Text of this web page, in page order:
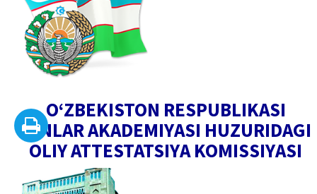
O‘ZBEKISTON RESPUBLIKASI
FANLAR AKADEMIYASI HUZURIDAGI
OLIY ATTESTATSIYA KOMISSIYASI